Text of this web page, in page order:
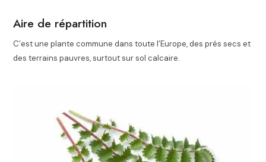
Aire de répartition
C’est une plante commune dans toute l’Europe, des prés secs et
des terrains pauvres, surtout sur sol calcaire.